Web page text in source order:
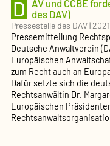
D
AV und CCBE
des DAV)
Pressestelle des DAV|
Pressemitteilung
Deutsche Anwaltverein
Europäischen
zum Recht auch an
Dafür setzte sich die
Rechtsanwältin Dr.
Europäischen